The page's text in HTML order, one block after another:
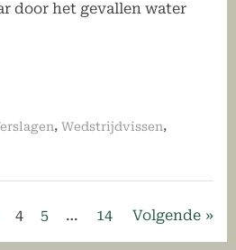
door het gevallen water
,Wedstrijdvissen,
4 5 … 14 Volgende